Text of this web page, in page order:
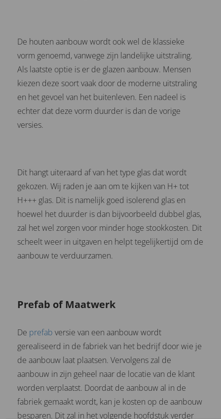
De houten aanbouw wordt ook wel de klassieke
vorm genoemd, vanwege zijn landelijke uitstraling.
Als laatste optie is er de glazen aanbouw. Mensen
kiezen deze soort vaak door de moderne uitstraling
en het gevoel van het buitenleven. Een nadeel is
echter dat deze vorm duurder is dan de vorige
versies.
Dit hangt uiteraard af van het type glas dat wordt
gekozen. Wij raden je aan om te kijken van H+ tot
H+++ glas. Dit is namelijk goed isolerend glas en
hoewel het duurder is dan bijvoorbeeld dubbel glas,
zal het wel zorgen voor minder hoge stookkosten. Dit
scheelt weer in uitgaven en helpt tegelijkertijd om de
aanbouw te verduurzamen.
Prefab of Maatwerk
De prefab versie van een aanbouw wordt
gerealiseerd in de fabriek van het bedrijf door wie je
de aanbouw laat plaatsen. Vervolgens zal de
aanbouw in zijn geheel naar de locatie van de klant
worden verplaatst. Doordat de aanbouw al in de
fabriek gemaakt wordt, kan je kosten op de aanbouw
besparen. Dit zal in het volgende hoofdstuk verder